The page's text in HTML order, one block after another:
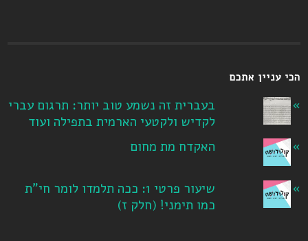
הכי עניין אתכם
בעברית זה נשמע טוב יותר: תרגום עברי
לקדיש ולקטעי הארמית בתפילה ועוד
האקדח מת מחום
שיעור פרטי 1: ככה תלמדו לומר חי"ת
כמו תימני! ‏(חלק ז‏)